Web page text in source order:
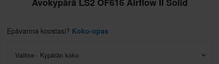
Epävarma koostasi? Koko-opas
Valitse - Kypärän koko